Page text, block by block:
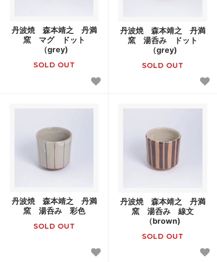
丹波焼 森本靖之 丹満
窯 マグ ドット
（grey)
SOLD OUT
丹波焼 森本靖之 丹満
窯 湯呑み ドット
（grey)
SOLD OUT
丹波焼 森本靖之 丹満
窯 湯呑み 彩色
SOLD OUT
丹波焼 森本靖之 丹満
窯 湯呑み 線文
（brown)
SOLD OUT